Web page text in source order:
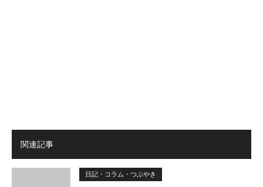
関連記事
日記・コラム・つぶやき